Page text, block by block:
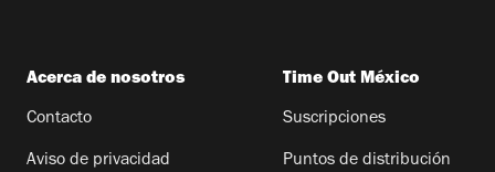
Acerca de nosotros
Contacto
Aviso de privacidad
Time Out México
Suscripciones
Puntos de distribución